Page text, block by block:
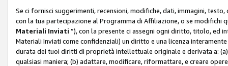
Se ci fornisci suggerimenti, recensioni, modifiche, dati, immagini,
con la tua partecipazione al Programma di Affiliazione, o se modifichi
Materiali Inviati ”), con la presente ci assegni ogni diritto, titolo, ed
Materiali Inviati come confidenziali) un diritto e una licenza
durata dei tuoi diritti di proprietà intellettuale originale e derivata a:
qualsiasi maniera; (b) adattare, modificare, riformattare, e creare